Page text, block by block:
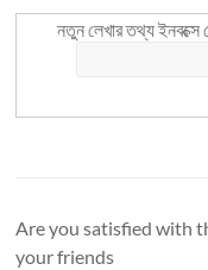
নতুন লেখার তথ্য
Are you satisfied with
your friends